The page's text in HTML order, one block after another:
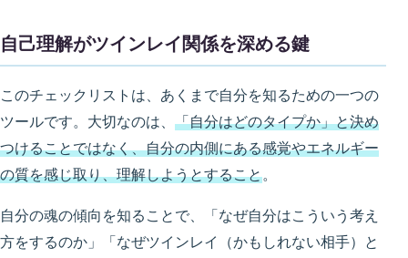
自己理解がツインレイ関係を深める鍵
このチェックリストは、あくまで自分を知るための一つの
ツールです。大切なのは、 「自分はどのタイプか」と決め
つけることではなく、自分の内側にある感覚やエネルギー
の質を感じ取り、理解しようとすること。
自分の魂の傾向を知ることで、「なぜ自分はこういう考え
方をするのか」「なぜツインレイ（かもしれない相手）と